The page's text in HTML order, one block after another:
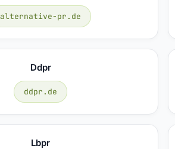
alternative-pr.de
Ddpr
ddpr.de
Lbpr